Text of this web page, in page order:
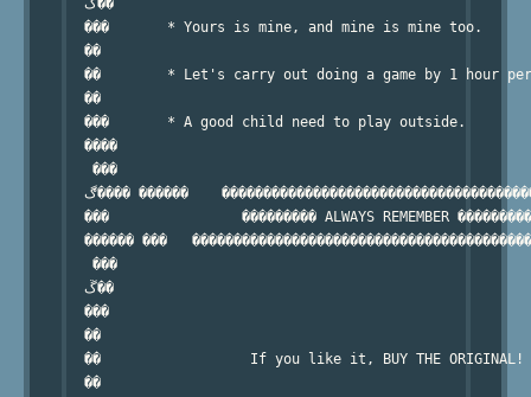
  ���       * Yours is mine, and mine is mine too.
  ��
��        * Let's carry out doing a game by 1 hour
  ��
  ���       * A good child need to play outside.
  ����
   ���
  ���                ��������� ALWAYS REMEMBER ���������
������ ���
   ���
  ���
  ��
  ��                  If you like it, BUY THE ORIGINAL!
  ��